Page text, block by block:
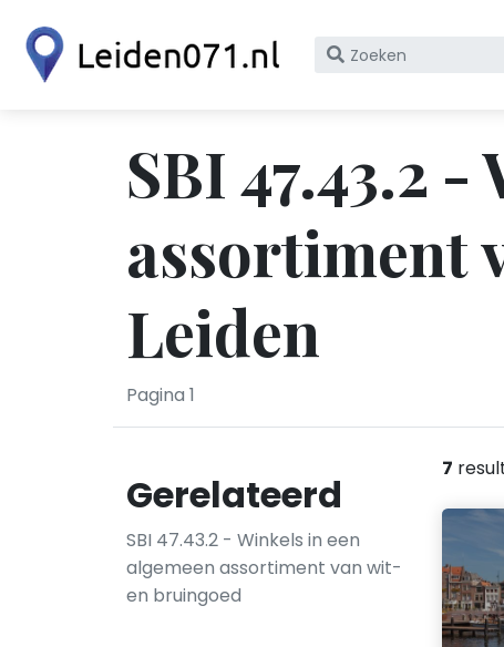
Zoek
KvK
nummer
SBI 47.43.2
assortiment
Leiden
Pagina 1
Gerelateerd
SBI 47.43.2 - Winkels in een
algemeen assortiment van wit-
en bruingoed
7